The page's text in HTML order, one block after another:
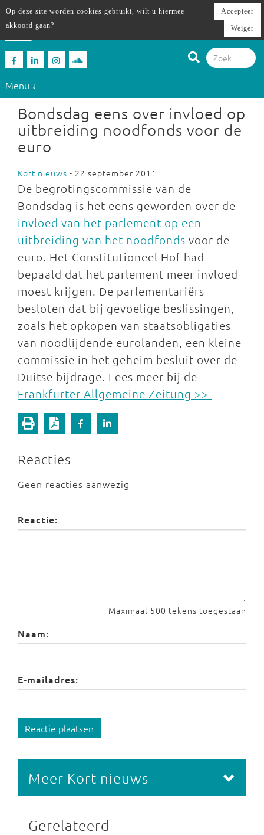
Menu ↓
Bondsdag eens over invloed op
uitbreiding noodfonds voor de
euro
Kort nieuws - 22 september 2011
De begrotingscommissie van de
Bondsdag is het eens geworden over de
invloed van het parlement op een
uitbreiding van het noodfonds voor de
euro. Het Constitutioneel Hof had
bepaald dat het parlement meer invloed
moest krijgen. De parlementariërs
besloten dat bij gevoelige beslissingen,
zoals het opkopen van staatsobligaties
van noodlijdende eurolanden, een kleine
commissie in het geheim besluit over de
Duitse bijdrage. Lees meer bij de
Frankfurter Allgemeine Zeitung >>
Reacties
Geen reacties aanwezig
Reactie:
Maximaal 500 tekens toegestaan
Naam:
E-mailadres:
Reactie plaatsen
Meer Kort nieuws
Gerelateerd
Op deze site worden cookies gebruikt, wilt u hiermee
akkoord gaan?
Accepteer
Weiger